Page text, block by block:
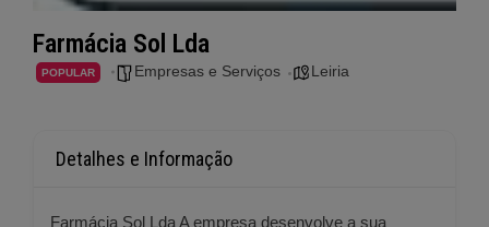
Farmácia Sol Lda
POPULAR Empresas e Serviços Leiria
Detalhes e Informação
Farmácia Sol Lda A empresa desenvolve a sua